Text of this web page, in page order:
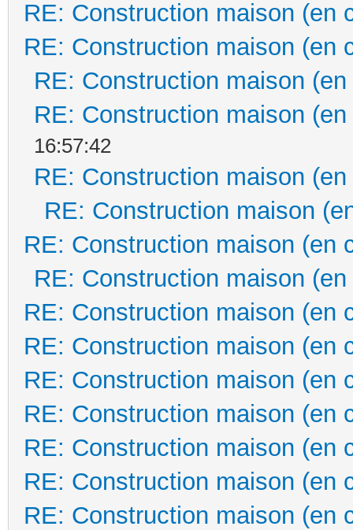
RE: Construction maison (en
RE: Construction maison (en
RE: Construction maison
RE: Construction maison
16:57:42
RE: Construction maison
RE: Construction maison
RE: Construction maison (en
RE: Construction maison
RE: Construction maison (en
RE: Construction maison (en
RE: Construction maison (en
RE: Construction maison (en
RE: Construction maison (en
RE: Construction maison (en
RE: Construction maison (en